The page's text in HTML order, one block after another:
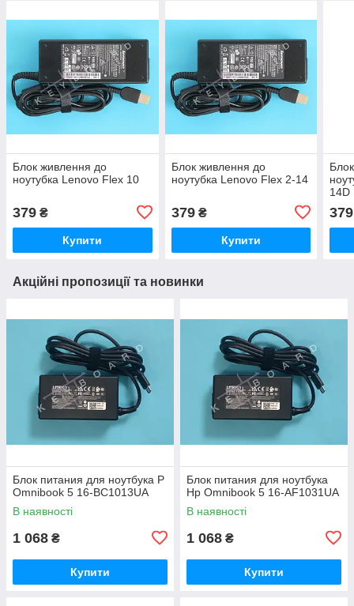
Блок живлення до
ноутубка Lenovo Flex 10
379 ₴
Купити
Блок живлення до
ноутубка Lenovo Flex 2-14
379₴
Купити
14D
379
Акційні пропозиції та новинки
Блок питания для ноутбука P
Omnibook 5 16-BC1013UA
В наявності
1 068 ₴
Купити
Блок питания для ноутбука
Hp Omnibook 5 16-AF1031UA
В наявності
1 068 ₴
Купити